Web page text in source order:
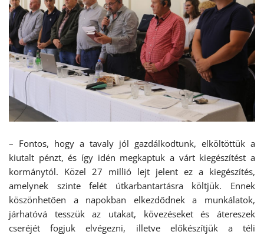
– Fontos, hogy a tavaly jól gazdálkodtunk, elköltöttük a
kiutalt pénzt, és így idén megkaptuk a várt kiegészítést a
kormánytól. Közel 27 millió lejt jelent ez a kiegészítés,
amelynek szinte felét útkarbantartásra költjük. Ennek
köszönhetően a napokban elkezdődnek a munkálatok,
járhatóvá tesszük az utakat, kövezéseket és átereszek
cseréjét fogjuk elvégezni, illetve előkészítjük a téli